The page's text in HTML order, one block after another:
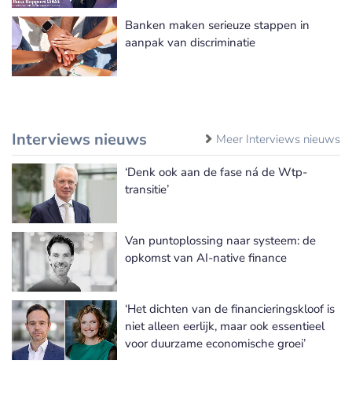
Banken maken serieuze stappen in
aanpak van discriminatie
Interviews nieuws Meer Interviews nieuws
‘Denk ook aan de fase ná de Wtp-
transitie’
Van puntoplossing naar systeem: de
opkomst van AI-native finance
‘Het dichten van de financieringskloof is
niet alleen eerlijk, maar ook essentieel
voor duurzame economische groei’